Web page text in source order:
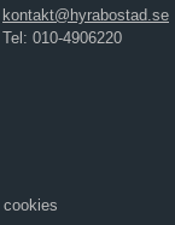
kontakt@hyrabostad.se
Tel: 010-4906220